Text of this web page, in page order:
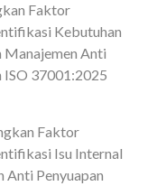
Faktor
Kebutuhan
Manajemen Anti
ISO 37001:2025
Faktor
Isu Internal
Anti Penyuapan